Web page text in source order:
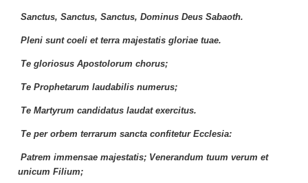
Sanctus, Sanctus, Sanctus, Dominus Deus Sabaoth.
Pleni sunt coeli et terra majestatis gloriae tuae.
Te gloriosus Apostolorum chorus;
Te Prophetarum laudabilis numerus;
Te Martyrum candidatus laudat exercitus.
Te per orbem terrarum sancta confitetur Ecclesia:
Patrem immensae majestatis; Venerandum tuum verum et
unicum Filium;